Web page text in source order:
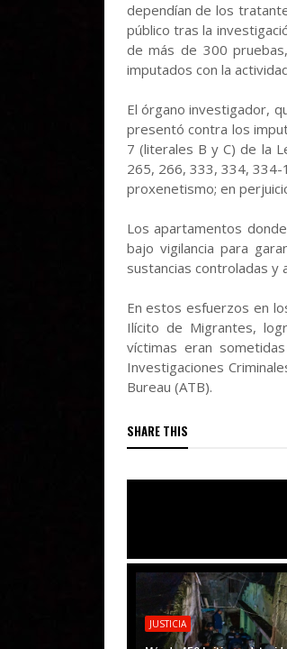
dependían de los
público tras la
de más de 300
imputados con la
El órgano investigador,
presentó contra los
7 (literales B y C) de la
265, 266, 333, 334, 334-
proxenetismo; en
Los apartamentos
bajo vigilancia para
sustancias controladas y
En estos esfuerzos en
Ilícito de Migrantes,
víctimas eran
Investigaciones
Bureau (ATB).
SHARE THIS
JUSTICIA